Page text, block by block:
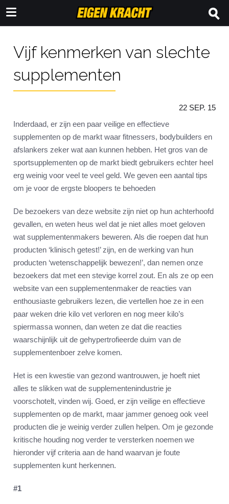
Vijf kenmerken van slechte
supplementen
22 SEP. 15
Inderdaad, er zijn een paar veilige en effectieve
supplementen op de markt waar fitnessers, bodybuilders en
afslankers zeker wat aan kunnen hebben. Het gros van de
sportsupplementen op de markt biedt gebruikers echter heel
erg weinig voor veel te veel geld. We geven een aantal tips
om je voor de ergste bloopers te behoeden
De bezoekers van deze website zijn niet op hun achterhoofd
gevallen, en weten heus wel dat je niet alles moet geloven
wat supplementenmakers beweren. Als die roepen dat hun
producten ‘klinisch getest!’ zijn, en de werking van hun
producten ‘wetenschappelijk bewezen!’, dan nemen onze
bezoekers dat met een stevige korrel zout. En als ze op een
website van een supplementenmaker de reacties van
enthousiaste gebruikers lezen, die vertellen hoe ze in een
paar weken drie kilo vet verloren en nog meer kilo’s
spiermassa wonnen, dan weten ze dat die reacties
waarschijnlijk uit de gehypertrofieerde duim van de
supplementenboer zelve komen.
Het is een kwestie van gezond wantrouwen, je hoeft niet
alles te slikken wat de supplementenindustrie je
voorschotelt, vinden wij. Goed, er zijn veilige en effectieve
supplementen op de markt, maar jammer genoeg ook veel
producten die je weinig verder zullen helpen. Om je gezonde
kritische houding nog verder te versterken noemen we
hieronder vijf criteria aan de hand waarvan je foute
supplementen kunt herkennen.
#1